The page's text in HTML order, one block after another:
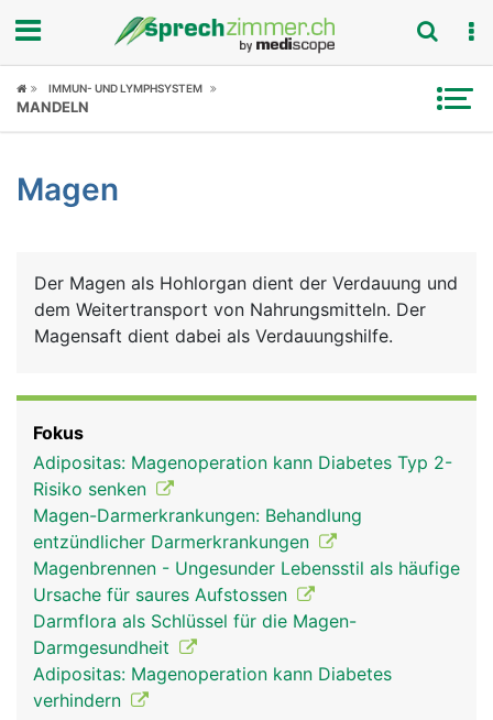
Fokus
Symptome
News
Rubriken
IMMUN- UND LYMPHSYSTEM
MANDELN
Magen
Der Magen als Hohlorgan dient der Verdauung und
dem Weitertransport von Nahrungsmitteln. Der
Magensaft dient dabei als Verdauungshilfe.
Fokus
Adipositas: Magenoperation kann Diabetes Typ 2-
Risiko senken
Magen-Darmerkrankungen: Behandlung
entzündlicher Darmerkrankungen
Magenbrennen - Ungesunder Lebensstil als häufige
Ursache für saures Aufstossen
Darmflora als Schlüssel für die Magen-
Darmgesundheit
Adipositas: Magenoperation kann Diabetes
verhindern